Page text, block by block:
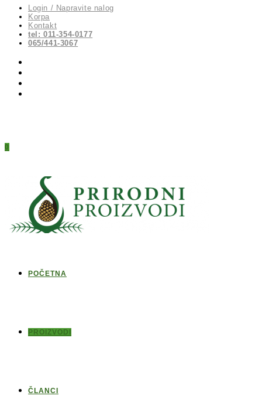
Login / Napravite nalog
Korpa
Kontakt
tel: 011-354-0177
065/441-3067
0
POČETNA
PROIZVODI
ČLANCI